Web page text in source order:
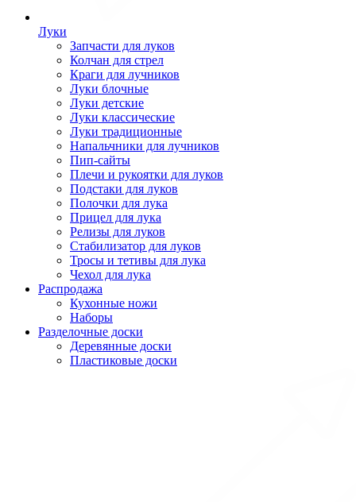
Луки
Запчасти для луков
Колчан для стрел
Краги для лучников
Луки блочные
Луки детские
Луки классические
Луки традиционные
Напальчники для лучников
Пип-сайты
Плечи и рукоятки для луков
Подстаки для луков
Полочки для лука
Прицел для лука
Релизы для луков
Стабилизатор для луков
Тросы и тетивы для лука
Чехол для лука
Распродажа
Кухонные ножи
Наборы
Разделочные доски
Деревянные доски
Пластиковые доски